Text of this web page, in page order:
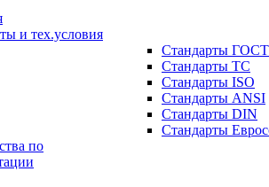
и тех.условия
Стандарты ГОСТ
Стандарты ТС
Стандарты ISO
Стандарты ANSI
Стандарты DIN
Стандарты
по